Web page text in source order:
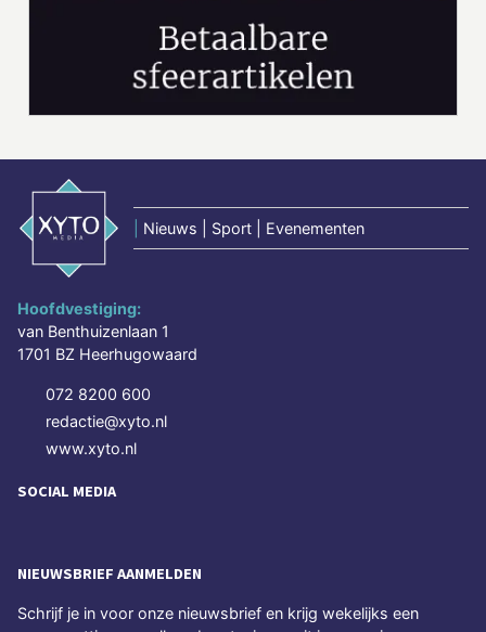
Nieuws | Sport | Evenementen
Hoofdvestiging:
van Benthuizenlaan 1
1701 BZ Heerhugowaard
072 8200 600
redactie@xyto.nl
www.xyto.nl
SOCIAL MEDIA
NIEUWSBRIEF AANMELDEN
Schrijf je in voor onze nieuwsbrief en krijg wekelijks een